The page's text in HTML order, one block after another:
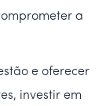
a
e oferecer
investir em